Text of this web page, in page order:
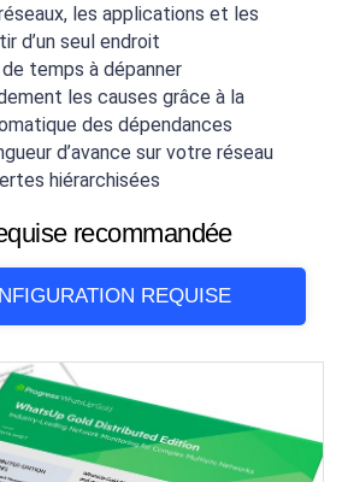
les applications et les
d’un seul endroit
temps à dépanner
les causes grâce à la
des dépendances
d’avance sur votre réseau
hiérarchisées
recommandée
REQUISE